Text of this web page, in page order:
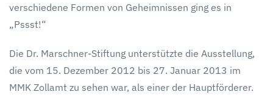
verschiedene Formen von Geheimnissen ging es in
„Pssst!“
Die Dr. Marschner-Stiftung unterstützte die Ausstellung,
die vom 15. Dezember 2012 bis 27. Januar 2013 im
MMK Zollamt zu sehen war, als einer der Hauptförderer.